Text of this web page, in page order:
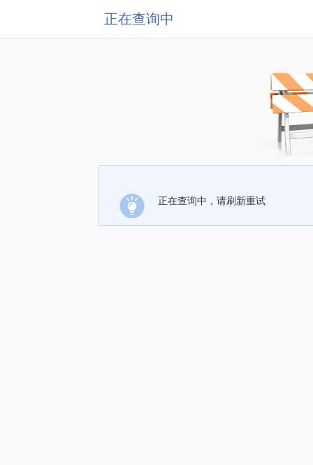
正在查询中
正在查询中，请刷新重试